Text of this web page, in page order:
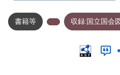
書籍等 収録:国立国会